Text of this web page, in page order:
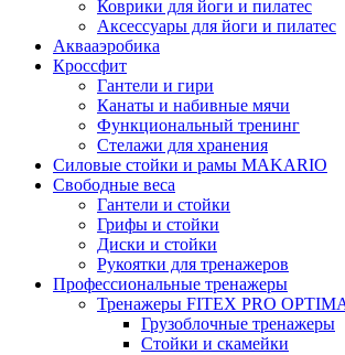
Коврики для йоги и пилатес
Аксессуары для йоги и пилатес
Аквааэробика
Кроссфит
Гантели и гири
Канаты и набивные мячи
Функциональный тренинг
Стелажи для хранения
Силовые стойки и рамы MAKARIO
Свободные веса
Гантели и стойки
Грифы и стойки
Диски и стойки
Рукоятки для тренажеров
Профессиональные тренажеры
Тренажеры FITEX PRO
Грузоблочные тренажеры
Стойки и скамейки